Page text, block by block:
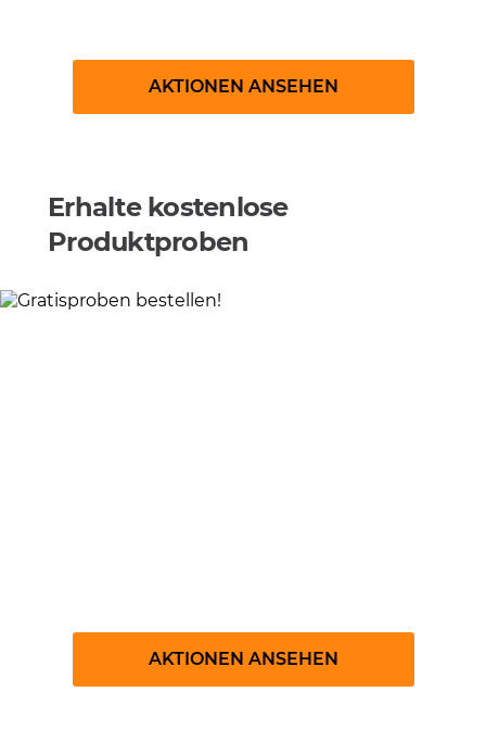
AKTIONEN ANSEHEN
Erhalte kostenlose
Produktproben
AKTIONEN ANSEHEN